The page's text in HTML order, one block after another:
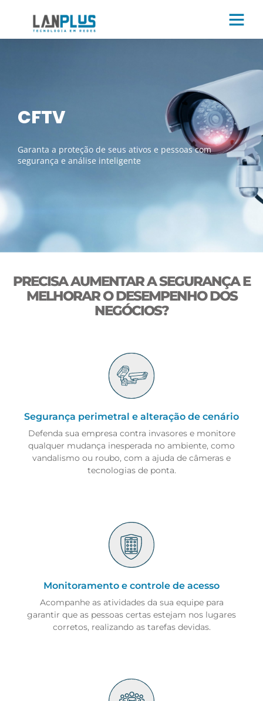
CFTV
Garanta a proteção de seus ativos e pessoas com
segurança e análise inteligente
PRECISA AUMENTAR A SEGURANÇA E
MELHORAR O DESEMPENHO DOS
NEGÓCIOS?
Segurança perimetral e alteração de cenário
Defenda sua empresa contra invasores e monitore
qualquer mudança inesperada no ambiente, como
vandalismo ou roubo, com a ajuda de câmeras e
tecnologias de ponta.
Monitoramento e controle de acesso
Acompanhe as atividades da sua equipe para
garantir que as pessoas certas estejam nos lugares
corretos, realizando as tarefas devidas.